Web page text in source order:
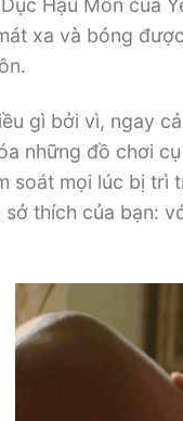
xa và bóng
gì bởi vì, ngay
những đồ chơi
soát mọi lúc bị trì
sở thích của bạn: